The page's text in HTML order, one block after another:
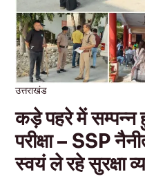
उत्तराखंड
कड़े पहरे में सम्पन्न
परीक्षा – SSP
स्वयं ले रहे सुरक्षा